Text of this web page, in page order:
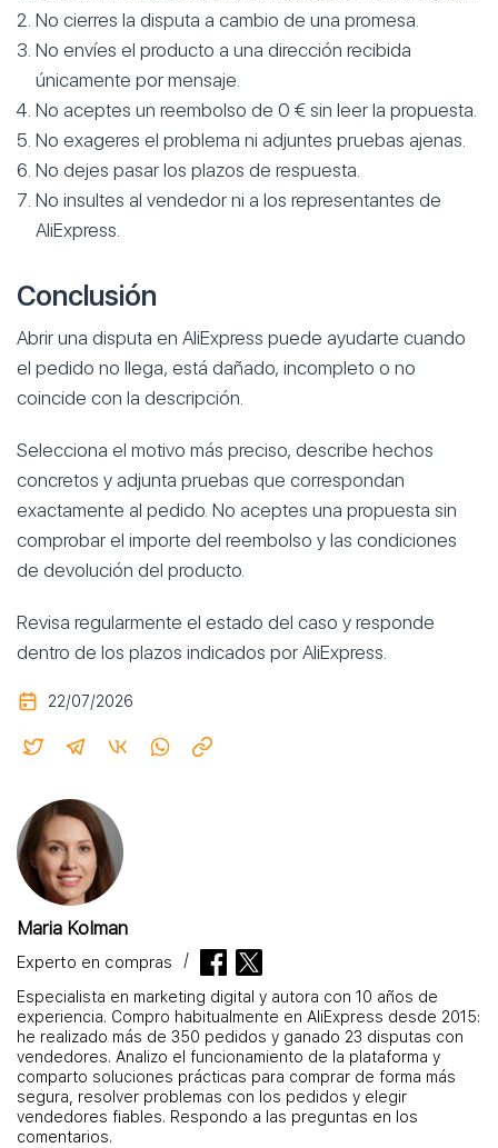
No cierres la disputa a cambio de una promesa.
No envíes el producto a una dirección recibida
únicamente por mensaje.
No aceptes un reembolso de 0 € sin leer la propuesta.
No exageres el problema ni adjuntes pruebas ajenas.
No dejes pasar los plazos de respuesta.
No insultes al vendedor ni a los representantes de
AliExpress.
Conclusión
Abrir una disputa en AliExpress puede ayudarte cuando
el pedido no llega, está dañado, incompleto o no
coincide con la descripción.
Selecciona el motivo más preciso, describe hechos
concretos y adjunta pruebas que correspondan
exactamente al pedido. No aceptes una propuesta sin
comprobar el importe del reembolso y las condiciones
de devolución del producto.
Revisa regularmente el estado del caso y responde
dentro de los plazos indicados por AliExpress.
22/07/2026
Maria Kolman
Experto en compras
Especialista en marketing digital y autora con 10 años de
experiencia. Compro habitualmente en AliExpress desde 2015:
he realizado más de 350 pedidos y ganado 23 disputas con
vendedores. Analizo el funcionamiento de la plataforma y
comparto soluciones prácticas para comprar de forma más
segura, resolver problemas con los pedidos y elegir
vendedores fiables. Respondo a las preguntas en los
comentarios.